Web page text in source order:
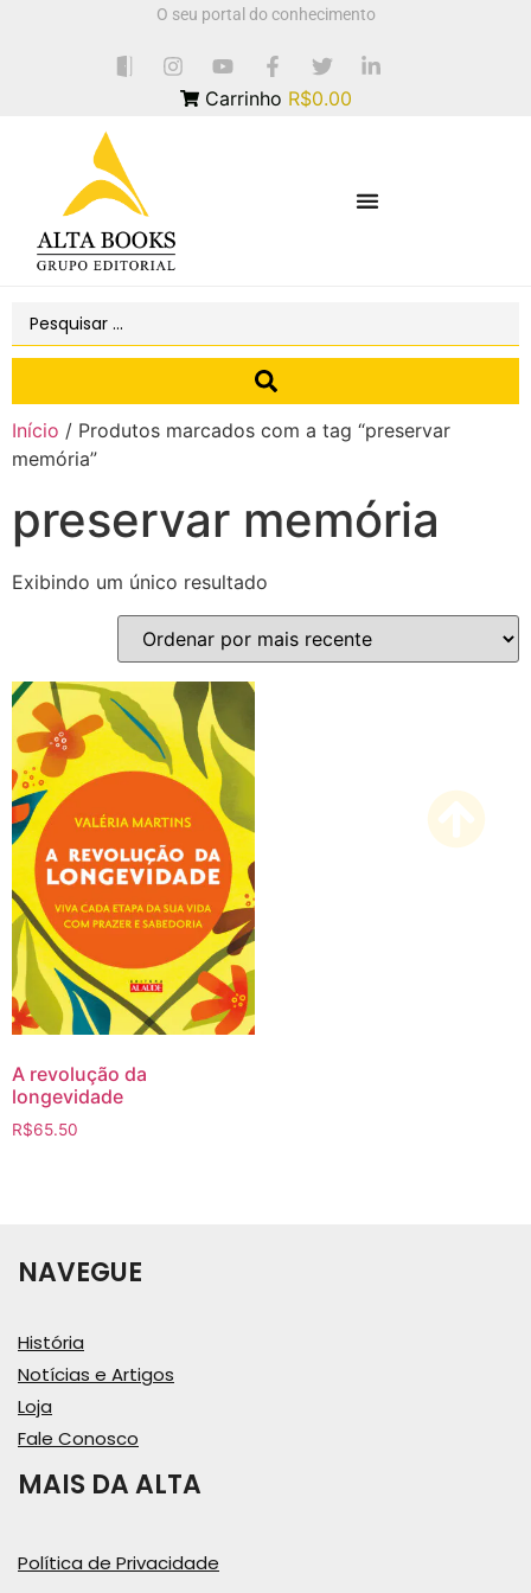
O seu portal do conhecimento
Carrinho R$0.00
Início / Produtos marcados com a tag “preservar
memória”
preservar memória
Exibindo um único resultado
A revolução da
longevidade
R$65.50
NAVEGUE
História
Notícias e Artigos
Loja
Fale Conosco
MAIS DA ALTA
Política de Privacidade